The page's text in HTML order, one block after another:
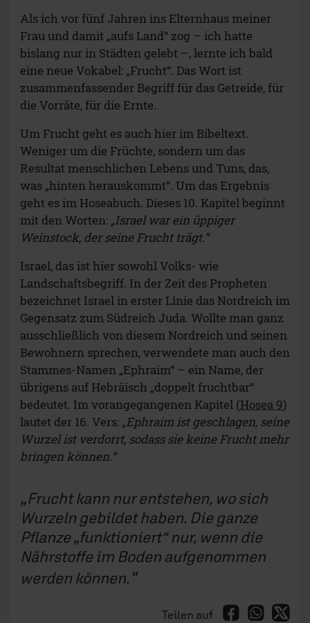
Als ich vor fünf Jahren ins Elternhaus meiner
Frau und damit „aufs Land“ zog – ich hatte
bislang nur in Städten gelebt –, lernte ich bald
eine neue Vokabel: „Frucht“. Das Wort ist
zusammenfassender Begriff für das Getreide, für
die Vorräte, für die Ernte.
Um Frucht geht es auch hier im Bibeltext.
Weniger um die Früchte, sondern um das
Resultat menschlichen Lebens und Tuns, das,
was „hinten herauskommt“. Um das Ergebnis
geht es im Hoseabuch. Dieses 10. Kapitel beginnt
mit den Worten: „Israel war ein üppiger
Weinstock, der seine Frucht trägt.“
Israel, das ist hier sowohl Volks- wie
Landschaftsbegriff. In der Zeit des Propheten
bezeichnet Israel in erster Linie das Nordreich im
Gegensatz zum Südreich Juda. Wollte man ganz
ausschließlich von diesem Nordreich und seinen
Bewohnern sprechen, verwendete man auch den
Stammes-Namen „Ephraim“ – ein Name, der
übrigens auf Hebräisch „doppelt fruchtbar“
bedeutet. Im vorangegangenen Kapitel (Hosea 9)
lautet der 16. Vers: „Ephraim ist geschlagen, seine
Wurzel ist verdorrt, sodass sie keine Frucht mehr
bringen können.“
Frucht kann nur entstehen, wo sich
Wurzeln gebildet haben. Die ganze
Pflanze „funktioniert“ nur, wenn die
Nährstoffe im Boden aufgenommen
werden können.
Teilen auf